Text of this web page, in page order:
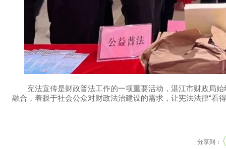
宪法宣传是财政普法工作的一项重要活动，湛江市财政局始
融合，着眼于社会公众对财政法治建设的需求，让宪法法律“看
分享到：